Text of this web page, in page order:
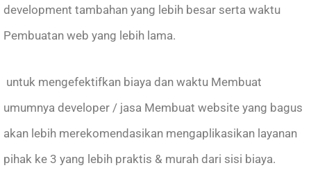
development tambahan yang lebih besar serta waktu
Pembuatan web yang lebih lama.
untuk mengefektifkan biaya dan waktu Membuat
umumnya developer / jasa Membuat website yang bagus
akan lebih merekomendasikan mengaplikasikan layanan
pihak ke 3 yang lebih praktis & murah dari sisi biaya.